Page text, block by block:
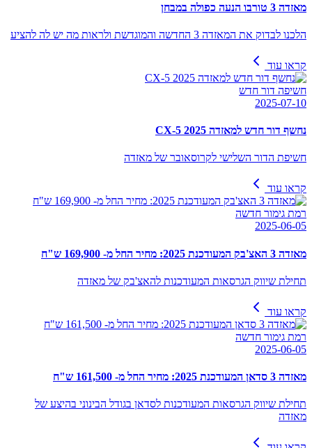
מאזדה 3 טורבו הנעה כפולה במבחן
הלכנו לבדוק את המאזדה 3 החדשה והמוגדשת ולראות מה יש לה להציע
קראו עוד
חשיפה דור חדש
2025-07-10
נחשף דור חדש למאזדה CX-5 2025
חשיפת הדור השלישי לקרוסאובר של מאזדה
קראו עוד
רמת גימור חדשה
2025-06-05
מאזדה 3 האצ'בק המעודכנת 2025: מחיר החל מ- 169,900 ש"ח
תחילת שיווק הגרסאות המעודכנות להאצ'בק של מאזדה
קראו עוד
רמת גימור חדשה
2025-06-05
מאזדה 3 סדאן המעודכנת 2025: מחיר החל מ- 161,500 ש"ח
תחילת שיווק הגרסאות המעודכנות לסדאן בגודל הבינוני בהיצע של
מאזדה